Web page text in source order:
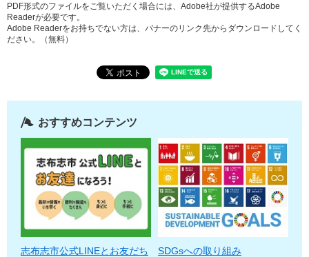
PDF形式のファイルをご覧いただく場合には、Adobe社が提供するAdobe
Readerが必要です。
Adobe Readerをお持ちでない方は、バナーのリンク先からダウンロードしてく
ださい。（無料）
おすすめコンテンツ
志布志市公式LINEとお友だち
SDGsへの取り組み